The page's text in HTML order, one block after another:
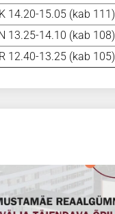
14.20-15.05 (kab 111)
13.25-14.10 (kab 108)
12.40-13.25 (kab 105)